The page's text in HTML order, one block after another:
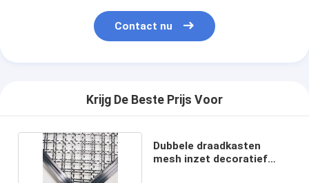
Contact nu
Krijg De Beste Prijs Voor
Dubbele draadkasten
mesh inzet decoratief